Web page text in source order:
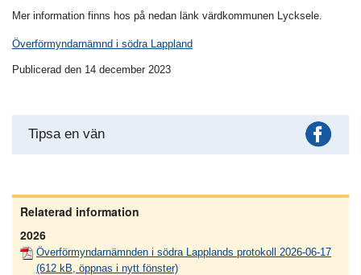
Mer information finns hos på nedan länk värdkommunen Lycksele.
Överförmyndarnämnd i södra Lappland
Publicerad den 14 december 2023
Tipsa en vän
Relaterad information
2026
Överförmyndarnämnden i södra Lapplands protokoll 2026-06-17
(612 kB, öppnas i nytt fönster)